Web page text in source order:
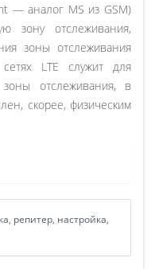
— аналог MS из GSM)
отслеживания,
зоны отслеживания
LTE служит для
отслеживания, в
скорее, физическим
, репитер, настройка,